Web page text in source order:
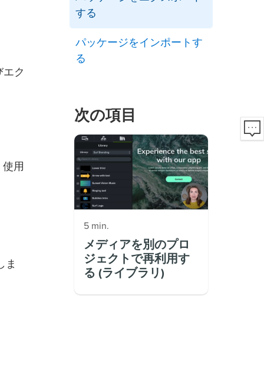
エク
用
ま
する
パッケージをインポートす
る
次の項目
5 min.
メディアを別のプロ
ジェクトで再利用す
る (ライブラリ)